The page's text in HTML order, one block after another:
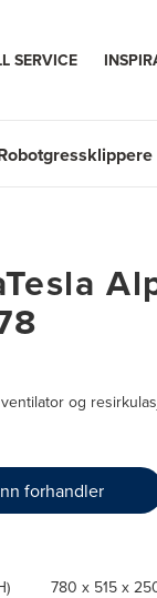
SERVICE
og
forhandler
780 x 515 x